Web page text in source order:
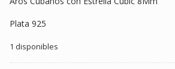
Plata 925
1 disponibles